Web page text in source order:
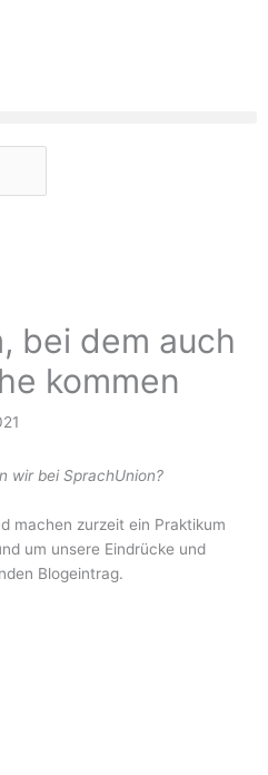
bei dem auch
kommen
wir bei SprachUnion?
machen zurzeit ein Praktikum
um unsere Eindrücke und
Blogeintrag.